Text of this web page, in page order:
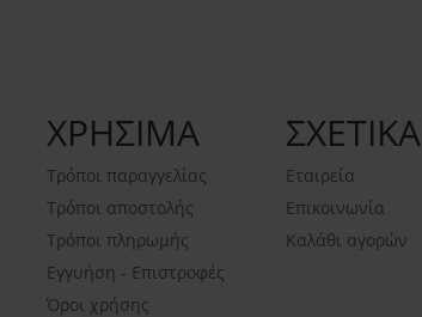
ΧΡΗΣΙΜΑ
Τρόποι παραγγελίας
Τρόποι αποστολής
Τρόποι πληρωμής
Εγγυήση - Επιστροφές
Όροι χρήσης
ΣΧΕΤΙΚΑ
Εταιρεία
Επικοινωνία
Καλάθι αγορών